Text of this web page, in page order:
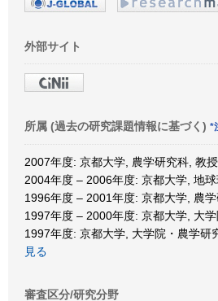
外部サイト
所属 (過去の研究課題情報に基づく) *
2007年度: 京都大学, 農学研究科, 教授
2004年度 – 2006年度: 京都大学, 地
1996年度 – 2001年度: 京都大学, 農
1997年度 – 2000年度: 京都大学, 大
1997年度: 京都大学, 大学院・農学研
見る
審査区分/研究分野